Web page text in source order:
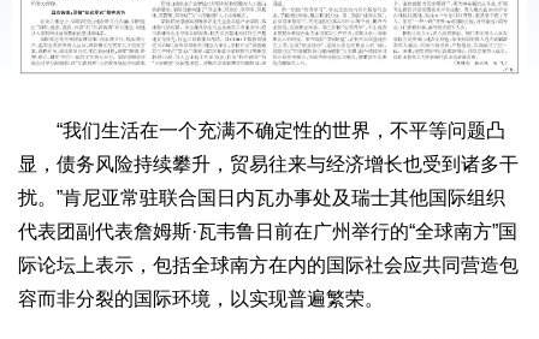
“我们生活在一个充满不确定性的世界，不平等问题凸
显，债务风险持续攀升，贸易往来与经济增长也受到诸多干
扰。”肯尼亚常驻联合国日内瓦办事处及瑞士其他国际组织
代表团副代表詹姆斯·瓦韦鲁日前在广州举行的“全球南方”国
际论坛上表示，包括全球南方在内的国际社会应共同营造包
容而非分裂的国际环境，以实现普遍繁荣。